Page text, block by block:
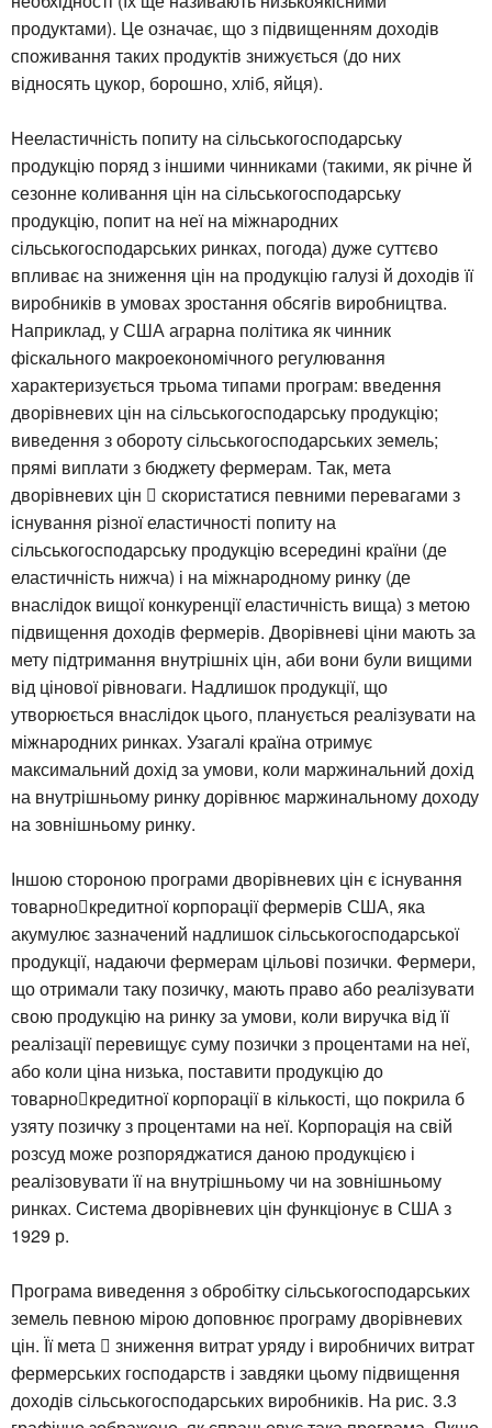
продуктами). Це означає, що з підвищенням доходів
споживання таких продуктів знижується (до них
відносять цукор, борошно, хліб, яйця).
Нееластичність попиту на сільськогосподарську
продукцію поряд з іншими чинниками (такими, як річне й
сезонне коливання цін на сільськогосподарську
продукцію, попит на неї на міжнародних
сільськогосподарських ринках, погода) дуже суттєво
впливає на зниження цін на продукцію галузі й доходів її
виробників в умовах зростання обсягів виробництва.
Наприклад, у США аграрна політика як чинник
фіскального макроекономічного регулювання
характеризується трьома типами програм: введення
дворівневих цін на сільськогосподарську продукцію;
виведення з обороту сільськогосподарських земель;
прямі виплати з бюджету фермерам. Так, мета
дворівневих цін  скористатися певними перевагами з
існування різної еластичності попиту на
сільськогосподарську продукцію всередині країни (де
еластичність нижча) і на міжнародному ринку (де
внаслідок вищої конкуренції еластичність вища) з метою
підвищення доходів фермерів. Дворівневі ціни мають за
мету підтримання внутрішніх цін, аби вони були вищими
від цінової рівноваги. Надлишок продукції, що
утворюється внаслідок цього, планується реалізувати на
міжнародних ринках. Узагалі країна отримує
максимальний дохід за умови, коли маржинальний дохід
на внутрішньому ринку дорівнює маржинальному доходу
на зовнішньому ринку.
Іншою стороною програми дворівневих цін є існування
товарнокредитної корпорації фермерів США, яка
акумулює зазначений надлишок сільськогосподарської
продукції, надаючи фермерам цільові позички. Фермери,
що отримали таку позичку, мають право або реалізувати
свою продукцію на ринку за умови, коли виручка від її
реалізації перевищує суму позички з процентами на неї,
або коли ціна низька, поставити продукцію до
товарнокредитної корпорації в кількості, що покрила б
узяту позичку з процентами на неї. Корпорація на свій
розсуд може розпоряджатися даною продукцією і
реалізовувати її на внутрішньому чи на зовнішньому
ринках. Система дворівневих цін функціонує в США з
1929 р.
Програма виведення з обробітку сільськогосподарських
земель певною мірою доповнює програму дворівневих
цін. Її мета  зниження витрат уряду і виробничих витрат
фермерських господарств і завдяки цьому підвищення
доходів сільськогосподарських виробників. На рис. 3.3